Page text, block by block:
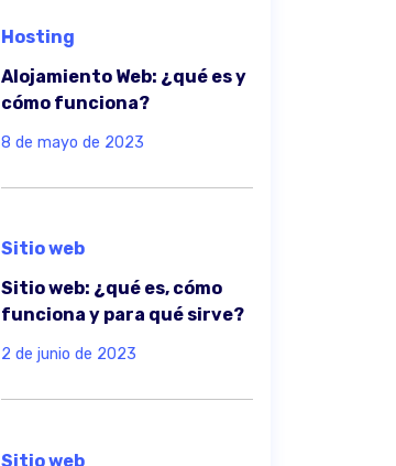
Hosting
Alojamiento Web: ¿qué es y
cómo funciona?
8 de mayo de 2023
Sitio web
Sitio web: ¿qué es, cómo
funciona y para qué sirve?
2 de junio de 2023
Sitio web